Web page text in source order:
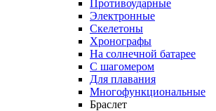
Противоударные
Электронные
Скелетоны
Хронографы
На солнечной батарее
С шагомером
Для плавания
Многофункциональные
Браслет